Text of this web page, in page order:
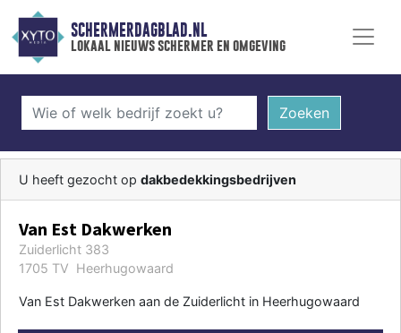
SCHERMERDAGBLAD.NL
lokaal nieuws schermer en omgeving
Zoeken
U heeft gezocht op dakbedekkingsbedrijven
Van Est Dakwerken
Zuiderlicht 383
1705 TV Heerhugowaard
Van Est Dakwerken aan de Zuiderlicht in Heerhugowaard